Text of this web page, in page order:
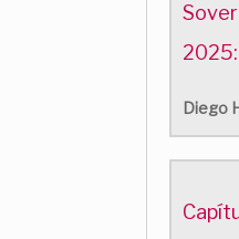
Diego